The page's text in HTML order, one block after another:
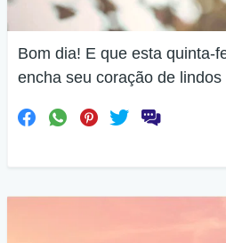
Bom dia! E que esta quinta-
encha seu coração de lindos